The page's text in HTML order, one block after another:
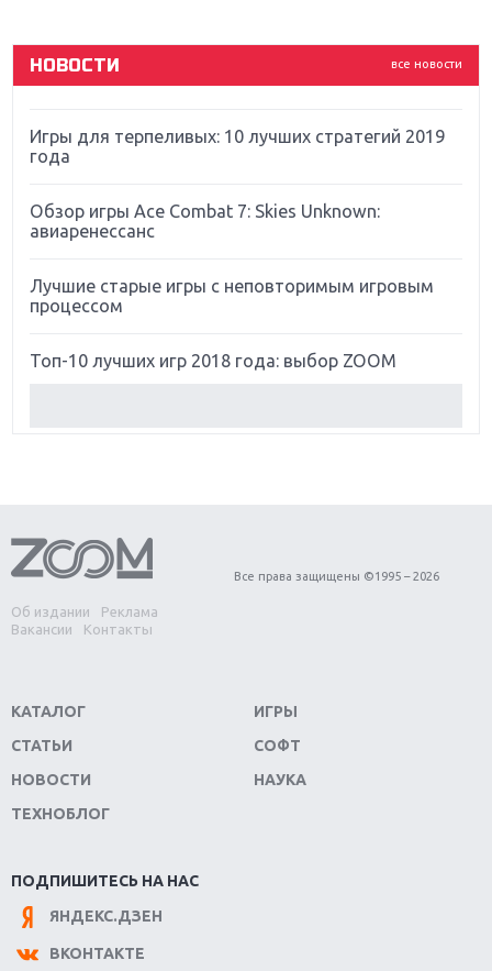
все новости
НОВОСТИ
Far Cry 5: хвалить нельзя ругать
Игры для терпеливых: 10 лучших стратегий 2019
года
Обзор игры Ace Combat 7: Skies Unknown:
авиаренессанс
Лучшие старые игры с неповторимым игровым
процессом
Топ-10 лучших игр 2018 года: выбор ZOOM
Обзор игры Forza Horizon 4: вершина эволюции
Две важных новинки для консолей: Spider-Man и
Divinity Original Sin 2
Switch
Обзор игры The Crew 2: покорение Америки
Важнейшие анонсы E3 2018
Крупнейшие релизы мая: Nintendo, Microsoft и
Новинки для Nintendo Switch: Labo, South Park и
Об издании
Реклама
Вакансии
Контакты
Все права защищены ©1995 – 2026
КАТАЛОГ
СТАТЬИ
НОВОСТИ
ТЕХНОБЛОГ
ИГРЫ
СОФТ
НАУКА
ПОДПИШИТЕСЬ НА НАС
ЯНДЕКС.ДЗЕН
ВКОНТАКТЕ